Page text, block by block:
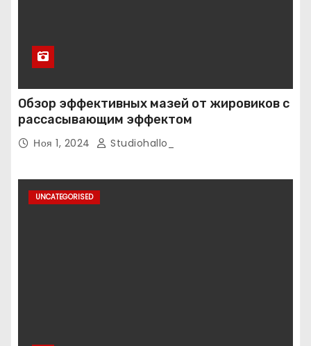
Обзор эффективных мазей от жировиков с
рассасывающим эффектом
Ноя 1, 2024 Studiohallo_
UNCATEGORISED